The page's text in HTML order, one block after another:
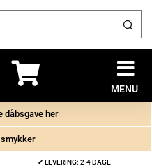
MENU
dåbsgave her
✔ LEVERING: 2-4 DAGE